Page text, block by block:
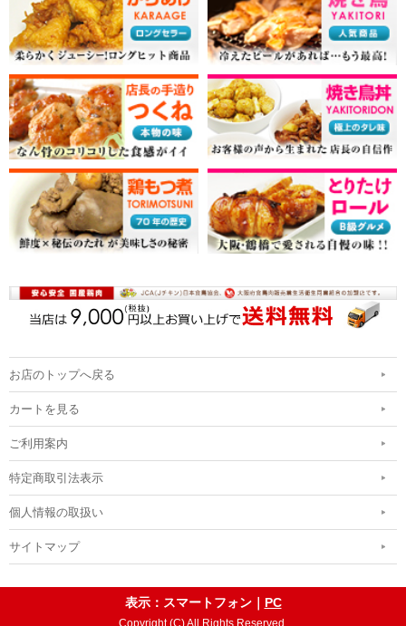
お店のトップへ戻る
カートを見る
ご利用案内
特定商取引法表示
個人情報の取扱い
サイトマップ
表示：スマートフォン｜ PC